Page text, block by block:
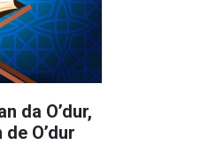
da O’dur,
O’dur